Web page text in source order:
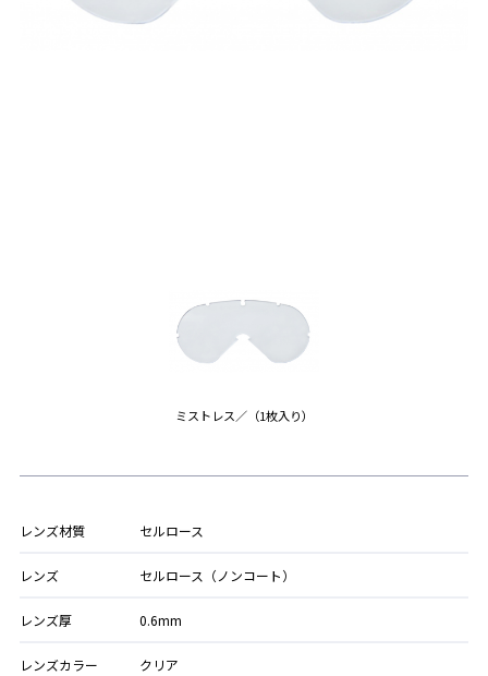
ミストレス／（1枚入り）
レンズ材質 セルロース
レンズ セルロース（ノンコート）
レンズ厚 0.6mm
レンズカラー クリア